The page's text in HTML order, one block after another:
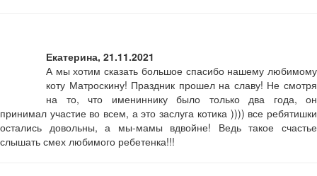
Екатерина, 21.11.2021
А мы хотим сказать большое спасибо нашему любимому
коту Матроскину! Праздник прошел на славу! Не смотря
на то, что имениннику было только два года, он
принимал участие во всем, а это заслуга котика )))) все ребятишки
остались довольны, а мы-мамы вдвойне! Ведь такое счастье
слышать смех любимого ребетенка!!!